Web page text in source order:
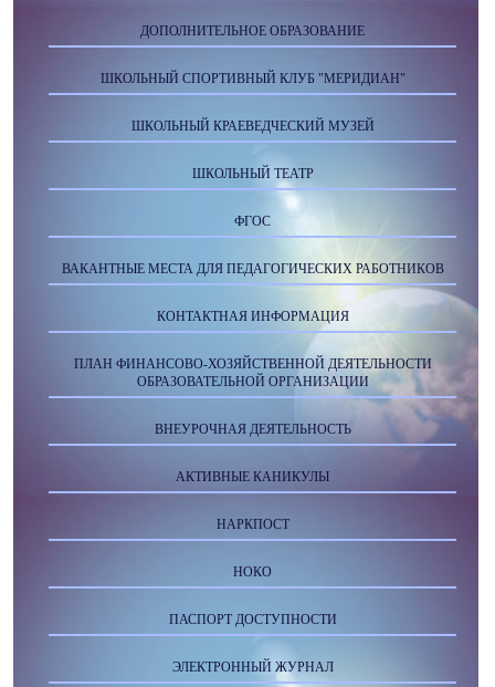
ДОПОЛНИТЕЛЬНОЕ ОБРАЗОВАНИЕ
ШКОЛЬНЫЙ СПОРТИВНЫЙ КЛУБ "МЕРИДИАН"
ШКОЛЬНЫЙ КРАЕВЕДЧЕСКИЙ МУЗЕЙ
ШКОЛЬНЫЙ ТЕАТР
ФГОС
ВАКАНТНЫЕ МЕСТА ДЛЯ ПЕДАГОГИЧЕСКИХ РАБОТНИКОВ
КОНТАКТНАЯ ИНФОРМАЦИЯ
ПЛАН ФИНАНСОВО-ХОЗЯЙСТВЕННОЙ ДЕЯТЕЛЬНОСТИ
ОБРАЗОВАТЕЛЬНОЙ ОРГАНИЗАЦИИ
ВНЕУРОЧНАЯ ДЕЯТЕЛЬНОСТЬ
АКТИВНЫЕ КАНИКУЛЫ
НАРКПОСТ
НОКО
ПАСПОРТ ДОСТУПНОСТИ
ЭЛЕКТРОННЫЙ ЖУРНАЛ